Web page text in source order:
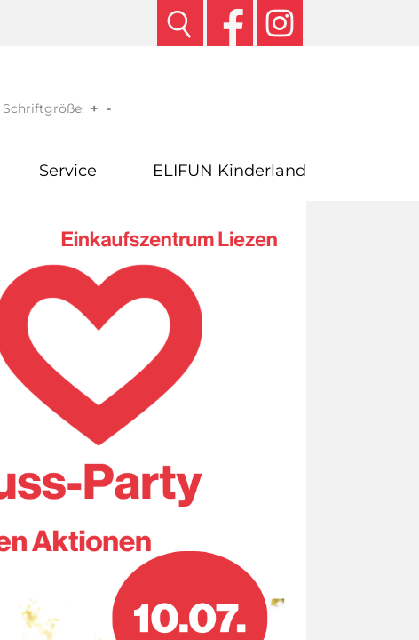
Schriftgröße: -
+
Service ELIFUN Kinderland